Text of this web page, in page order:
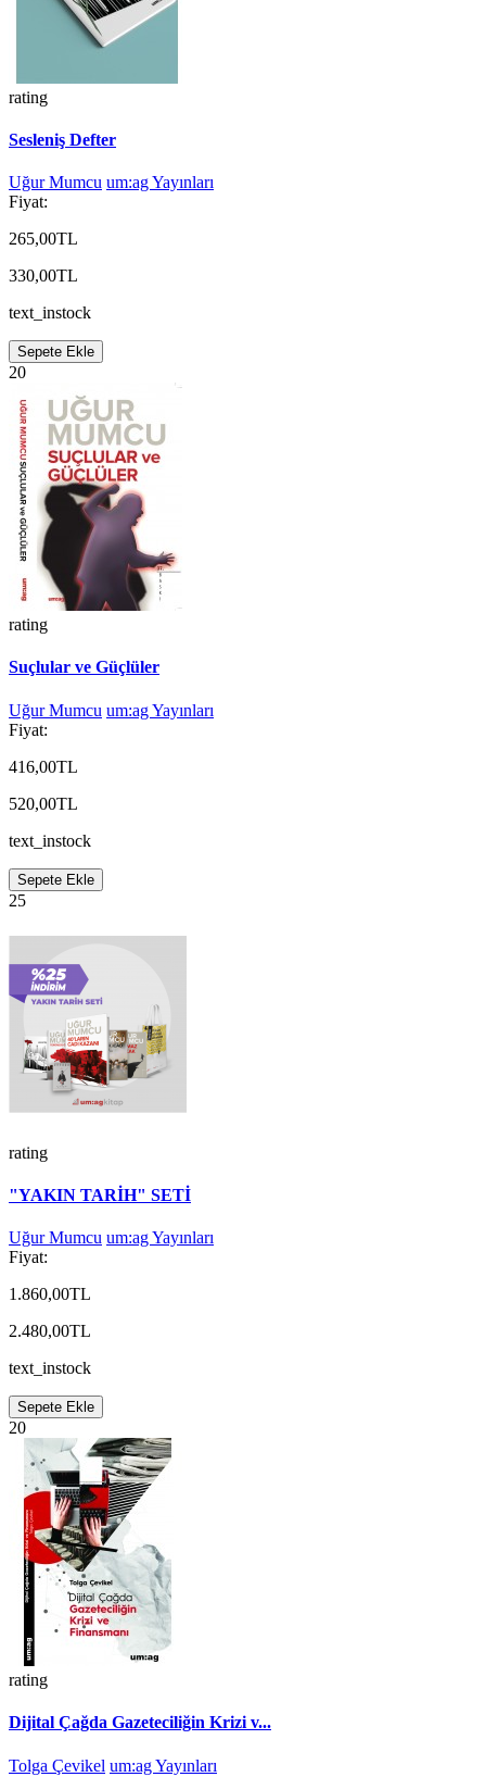
rating
Sesleniş Defter
Uğur Mumcu um:ag Yayınları
Fiyat:
265,00TL
330,00TL
text_instock
Sepete Ekle
20
rating
Suçlular ve Güçlüler
Uğur Mumcu um:ag Yayınları
Fiyat:
416,00TL
520,00TL
text_instock
Sepete Ekle
25
rating
"YAKIN TARİH" SETİ
Uğur Mumcu um:ag Yayınları
Fiyat:
1.860,00TL
2.480,00TL
text_instock
Sepete Ekle
20
rating
Dijital Çağda Gazeteciliğin Krizi v...
Tolga Çevikel um:ag Yayınları